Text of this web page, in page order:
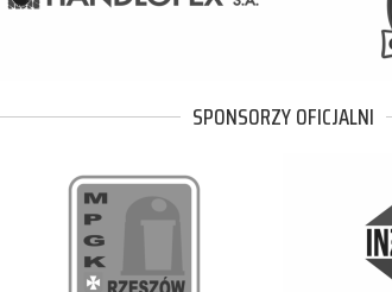
SPONSORZY OFICJALNI